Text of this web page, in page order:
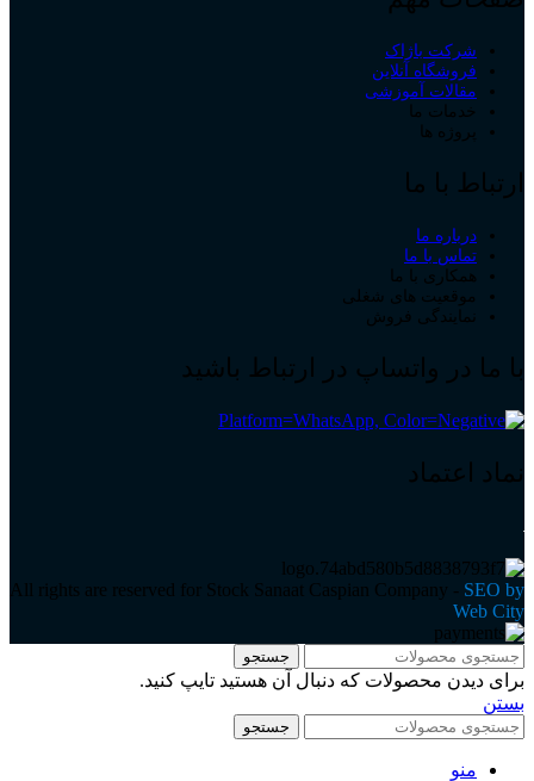
شرکت باژاک
فروشگاه آنلاین
مقالات آموزشی
خدمات ما
پروژه ها
ارتباط با ما
درباره ما
تماس با ما
همکاری با ما
موقعیت های شغلی
نمایندگی فروش
با ما در واتساپ در ارتباط باشید
نماد اعتماد
All rights are reserved for Stock Sanaat Caspian Company - SEO by
Web City
جستجو
برای دیدن محصولات که دنبال آن هستید تایپ کنید.
بستن
جستجو
منو